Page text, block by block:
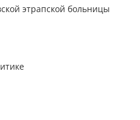
этрапской больницы